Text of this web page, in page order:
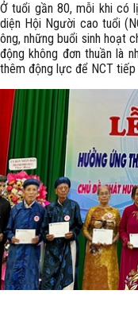
Ở tuổi gần 80, mỗi khi có
diện Hội Người cao tuổi
ông, những buổi sinh hoạt
động không đơn thuần là
thêm động lực để NCT